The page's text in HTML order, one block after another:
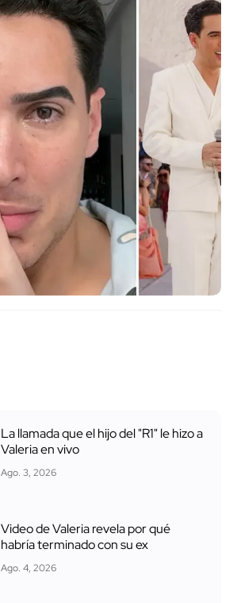
La llamada que el hijo del "R1" le hizo a
Valeria en vivo
Ago. 3, 2026
Video de Valeria revela por qué
habría terminado con su ex
Ago. 4, 2026